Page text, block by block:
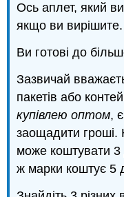
Ось аплет, який
якщо ви вирішите.
Ви готові до
Зазвичай
пакетів або
купівлею оптом,
заощадити гроші.
може коштувати 3
ж марки коштує 5